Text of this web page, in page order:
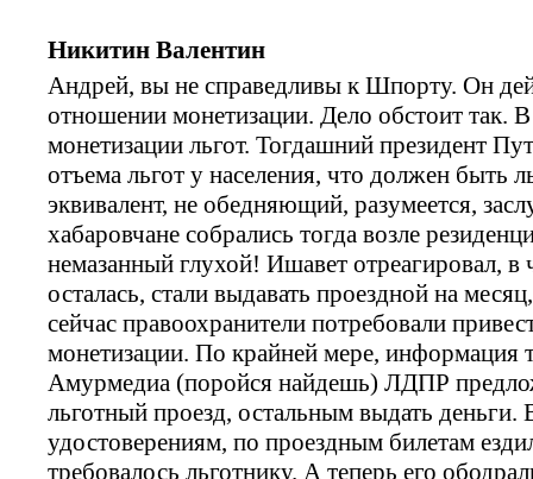
Никитин Валентин
Андрей, вы не справедливы к Шпорту. Он
отношении монетизации. Дело обстоит так.
монетизации льгот. Тогдашний президент
отъема льгот у населения, что должен быть
эквивалент, не обедняющий, разумеется,
хабаровчане собрались тогда возле
немазанный глухой! Ишавет отреагировал, в
осталась, стали выдавать проездной на
сейчас правоохранители потребовали
монетизации. По крайней мере, информация
Амурмедиа (поройся найдешь) ЛДПР
льготный проезд, остальным выдать
удостоверениям, по проездным билетам
требовалось льготнику. А теперь его